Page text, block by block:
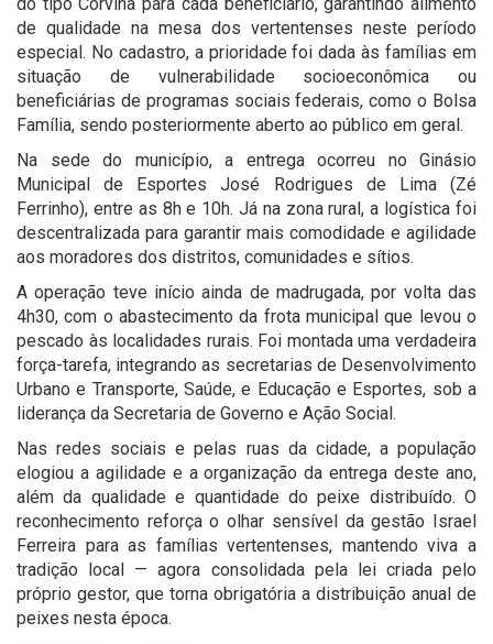
de qualidade na mesa dos vertentenses neste período
especial. No cadastro, a prioridade foi dada às famílias em
situação de vulnerabilidade socioeconômica ou
beneficiárias de programas sociais federais, como o Bolsa
Família, sendo posteriormente aberto ao público em geral.
Na sede do município, a entrega ocorreu no Ginásio
Municipal de Esportes José Rodrigues de Lima (Zé
Ferrinho), entre as 8h e 10h. Já na zona rural, a logística foi
descentralizada para garantir mais comodidade e agilidade
aos moradores dos distritos, comunidades e sítios.
A operação teve início ainda de madrugada, por volta das
4h30, com o abastecimento da frota municipal que levou o
pescado às localidades rurais. Foi montada uma verdadeira
força-tarefa, integrando as secretarias de Desenvolvimento
Urbano e Transporte, Saúde, e Educação e Esportes, sob a
liderança da Secretaria de Governo e Ação Social.
Nas redes sociais e pelas ruas da cidade, a população
elogiou a agilidade e a organização da entrega deste ano,
além da qualidade e quantidade do peixe distribuído. O
reconhecimento reforça o olhar sensível da gestão Israel
Ferreira para as famílias vertentenses, mantendo viva a
tradição local — agora consolidada pela lei criada pelo
próprio gestor, que torna obrigatória a distribuição anual de
peixes nesta época.